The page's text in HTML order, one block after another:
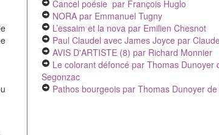
Cancel poésie par François Huglo
NORApar Emmanuel Tugny
L’essaim et la nova par Emilien Chesnot
Paul Claudel avec James Joycepar
AVIS D'ARTISTE (8) par Richard Monnier
Le colorant défoncépar Thomas Dunoyer
Segonzac
Pathos bourgeoispar Thomas Dunoyer de